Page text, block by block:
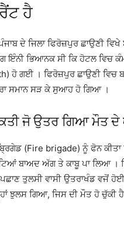
ਹੈ
ਪੰਜਾਬ ਦੇ ਜਿਲਾ ਫਿਰੋਜ਼ਪੁਰ ਛਾਉਣੀ
ਇੰਨੀ ਭਿਆਨਕ ਸੀ ਕਿ ਹੋਟਲ ਵਿਚ
ਹੋ ਗਈ । ਫਿਰੋਜ਼ਪੁਰ ਛਾਉਣੀ ਵਿਚ
ਸਮਾਨ ਸੜ ਕੇ ਸੁਆਹ ਹੋ ਗਿਆ ।
ਜੋ ਉਤਰ ਗਿਆ ਮੌਤ ਦੇ
(Fire brigade) ਨੂੰ ਫੋਨ
ਬਾਅਦ ਅੱਗ ਤੇ ਕਾਬੂ ਪਾ ਲਿਆ ।
ਤੁਲਸੀ ਵਾਸੀ ਉਤਰਾਖੰਡ ਵਜੋਂ
ਝੁਲਸ ਗਿਆ, ਜਿਸ ਦੀ ਮੌਤ ਹੋ